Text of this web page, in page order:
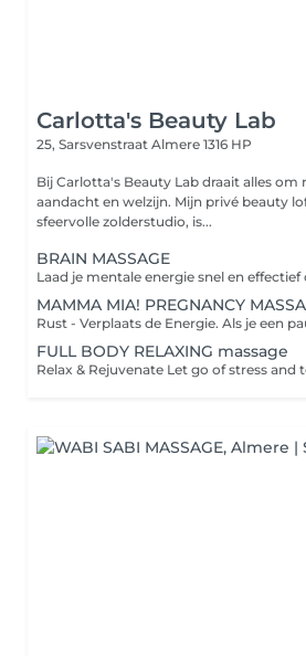
Carlotta's Beauty Lab
25, Sarsvenstraat Almere 1316 HP
Bij Carlotta's Beauty Lab draait alles om
aandacht en welzijn. Mijn privé beauty
sfeervolle zolderstudio, is...
BRAIN MASSAGE
MAMMA MIA! PREGNANCY
FULL BODY RELAXING massage